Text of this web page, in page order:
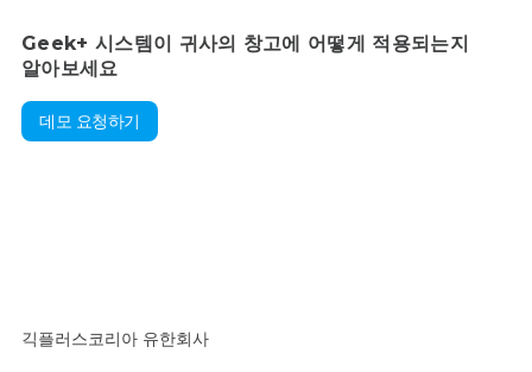
Geek+ 시스템이 귀사의 창고에 어떻게 적용되는지
알아보세요
데모 요청하기
긱플러스코리아 유한회사